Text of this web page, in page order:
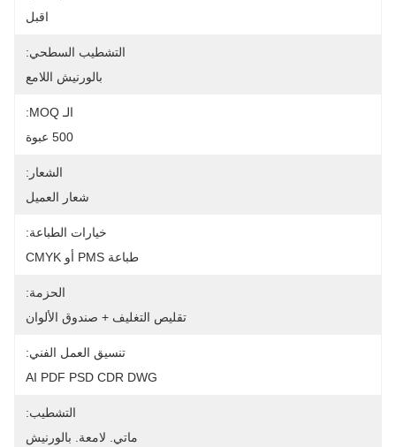
اقبل
التشطيب السطحي:
بالورنيش اللامع
الـ MOQ:
500 عبوة
الشعار:
شعار العميل
خيارات الطباعة:
طباعة PMS أو CMYK
الحزمة:
تقليص التغليف + صندوق الألوان
تنسيق العمل الفني:
AI PDF PSD CDR DWG
التشطيب:
ماتي. لامعة. بالورنيش